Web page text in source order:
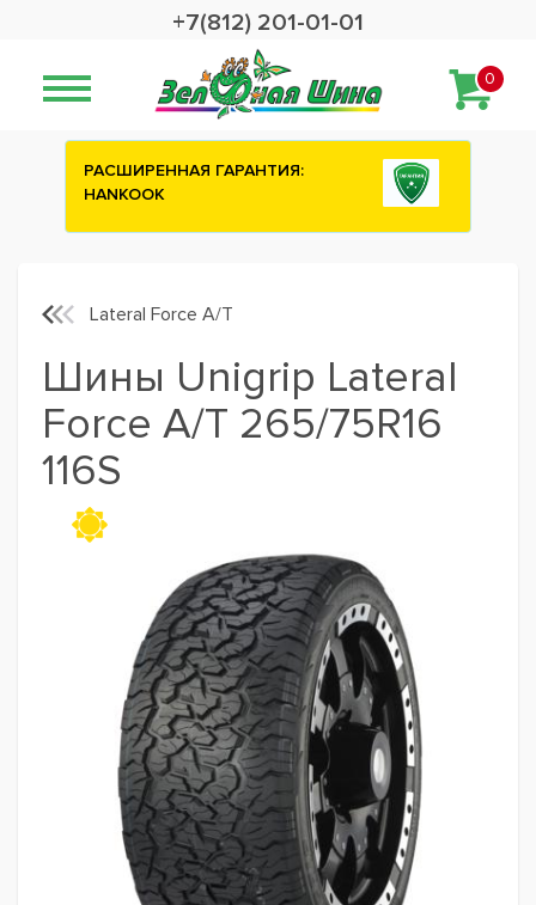
+7(812) 201-01-01
0
ГАРАНТИЯ:
Сashback 2500
шины ATTAR
Lateral Force A/T
Шины Unigrip Lateral
Force A/T 265/75R16
116S